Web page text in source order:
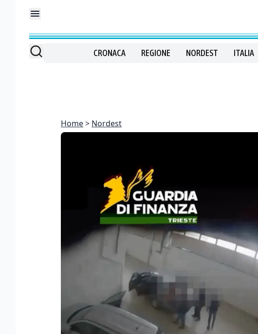
CRONACA REGIONE NORDEST ITALIA
Home Nordest